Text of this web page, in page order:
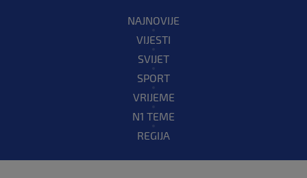
NAJNOVIJE
VIJESTI
SVIJET
SPORT
VRIJEME
N1 TEME
REGIJA